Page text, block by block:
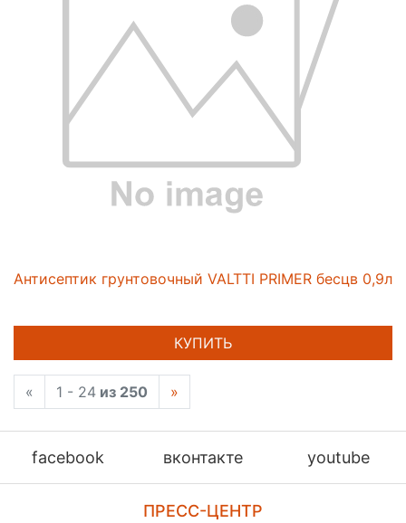
Антисептик грунтовочный VALTTI PRIMER бесцв 0,9л
КУПИТЬ
« 1 - 24 из 250 »
facebook вконтакте youtube
ПРЕСС-ЦЕНТР